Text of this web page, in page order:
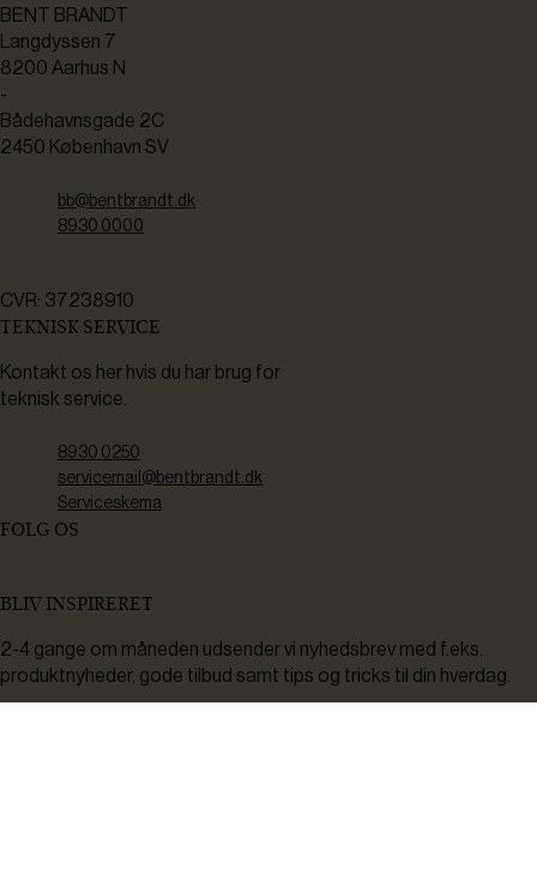
BENT BRANDT
Langdyssen 7
8200 Aarhus N
-
Bådehavnsgade 2C
2450 København SV
bb@bentbrandt.dk
8930 0000
CVR: 37238910
TEKNISK SERVICE
Kontakt os her hvis du har brug for
teknisk service.
8930 0250
servicemail@bentbrandt.dk
Serviceskema
FØLG OS
BLIV INSPIRERET
2-4 gange om måneden udsender vi nyhedsbrev med f.eks.
produktnyheder, gode tilbud samt tips og tricks til din hverdag.